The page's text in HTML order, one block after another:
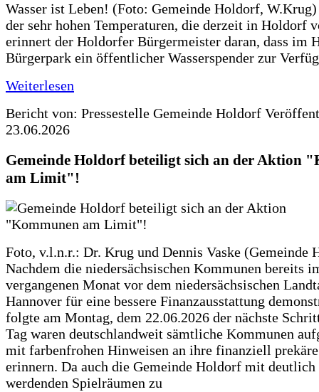
Wasser ist Leben! (Foto: Gemeinde Holdorf,
der sehr hohen Temperaturen, die derzeit in Holdorf
erinnert der Holdorfer Bürgermeister daran, dass im
Bürgerpark ein öffentlicher Wasserspender zur
Weiterlesen
Bericht von: Pressestelle Gemeinde Holdorf
23.06.2026
Gemeinde Holdorf beteiligt sich an der Aktion
am Limit"!
Foto, v.l.n.r.: Dr. Krug und Dennis Vaske (Gemeinde
Nachdem die niedersächsischen Kommunen bereits
vergangenen Monat vor dem niedersächsischen
Hannover für eine bessere Finanzausstattung
folgte am Montag, dem 22.06.2026 der nächste
Tag waren deutschlandweit sämtliche Kommunen
mit farbenfrohen Hinweisen an ihre finanziell
erinnern. Da auch die Gemeinde Holdorf mit deutlich
werdenden Spielräumen zu